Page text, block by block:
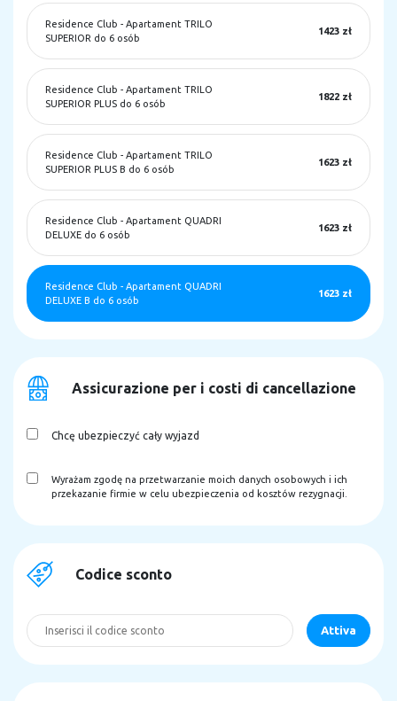
Residence Club - Apartament TRILO
SUPERIOR do 6 osób
1423 zł
Residence Club - Apartament TRILO
SUPERIOR PLUS do 6 osób
1822 zł
Residence Club - Apartament TRILO
SUPERIOR PLUS B do 6 osób
1623 zł
Residence Club - Apartament QUADRI
DELUXE do 6 osób
1623 zł
Residence Club - Apartament QUADRI
DELUXE B do 6 osób
1623 zł
Assicurazione per i costi di cancellazione
Chcę ubezpieczyć cały wyjazd
Wyrażam zgodę na przetwarzanie moich danych osobowych i ich
przekazanie firmie w celu ubezpieczenia od kosztów rezygnacji.
Codice sconto